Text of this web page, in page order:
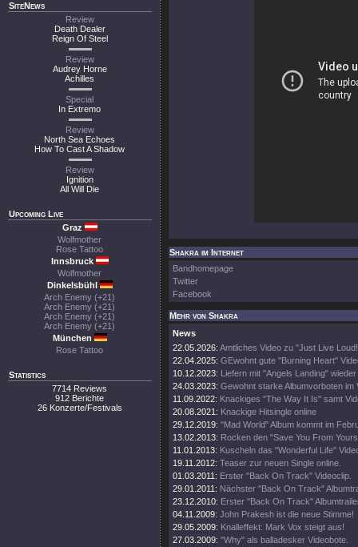
SiteNews
Review
Death Dealer
Reign Of Steel
Review
Audrey Horne
Achilles
Special
In Extremo
Review
North Sea Echoes
How To Cast A Shadow
Review
Ignition
All Will Die
Upcoming Live
Graz
Wolfmother
Rose Tattoo
Innsbruck
Wolfmother
Dinkelsbühl
Arch Enemy (+21)
Arch Enemy (+21)
Arch Enemy (+21)
Arch Enemy (+21)
München
Rose Tattoo
Statistics
7714 Reviews
912 Berichte
26 Konzerte/Festivals
Shakra im Internet
Bandhomepage
Twitter
Facebook
Mehr von Shakra
News
22.05.2026: Amtliches Video zu "Just Live
22.04.2025: GEwohnt gute "Burning Heart"
10.12.2023: Liefern mit "Angels Landing"
24.03.2023: Gewohnt starke Albumvorboten im
11.09.2022: Knackiges "The Way It Is" samt
20.08.2021: Knackige Hitsingle online
29.12.2019: "Mad World" Album kommt im
13.02.2013: Rocken den "Save You From
11.01.2013: Kuscheln das "Wonderful Life"
19.11.2012: Teaser zur neuen Single online.
01.03.2011: Erster "Back On Track" Videoclip.
29.01.2011: Nächster "Back On Track"
23.12.2010: Erster "Back On Track"
04.11.2009: John Prakesh ist die neue Stimme!
29.05.2009: Knalleffekt: Mark Vox steigt aus!
27.03.2009: "Why" als balladesker Videobote.